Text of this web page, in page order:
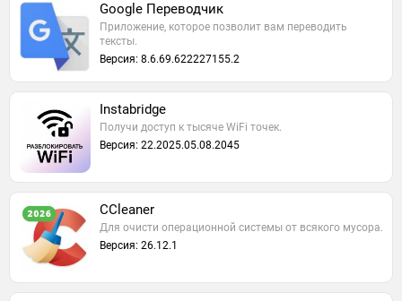
Google Переводчик
Приложение, которое позволит вам переводить
тексты.
Версия: 8.6.69.622227155.2
Instabridge
Получи доступ к тысяче WiFi точек.
Версия: 22.2025.05.08.2045
CCleaner
Для очисти операционной системы от всякого мусора.
Версия: 26.12.1